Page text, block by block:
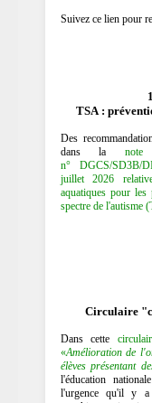
Suivez ce lien pour
TSA :
Des
dans lanote
n° DGCS/SD3B/
juillet 2026
aquatiques pour les
spectre de l'autisme
Circulaire
Dans cette
«Amélioration de
élèves présentant
l'éducation
l'urgence qu'il y